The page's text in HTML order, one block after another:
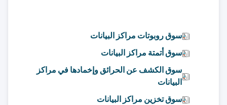
سوق روبوتات مراكز البيانات
سوق أتمتة مراكز البيانات
سوق الكشف عن الحرائق وإخمادها في مراكز
البيانات
سوق تخزين مراكز البيانات